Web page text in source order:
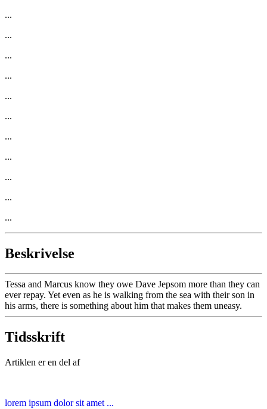
...
...
...
...
...
...
...
...
...
...
...
Beskrivelse
Tessa and Marcus know they owe Dave Jepsom more than they can
ever repay. Yet even as he is walking from the sea with their son in
his arms, there is something about him that makes them uneasy.
Tidsskrift
Artiklen er en del af
lorem ipsum dolor sit amet ...